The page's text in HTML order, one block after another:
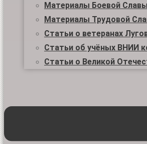
Материалы Боевой Славы
Материалы Трудовой
Статьи о ветеранах
Статьи об учёных ВНИИ
Статьи о Великой